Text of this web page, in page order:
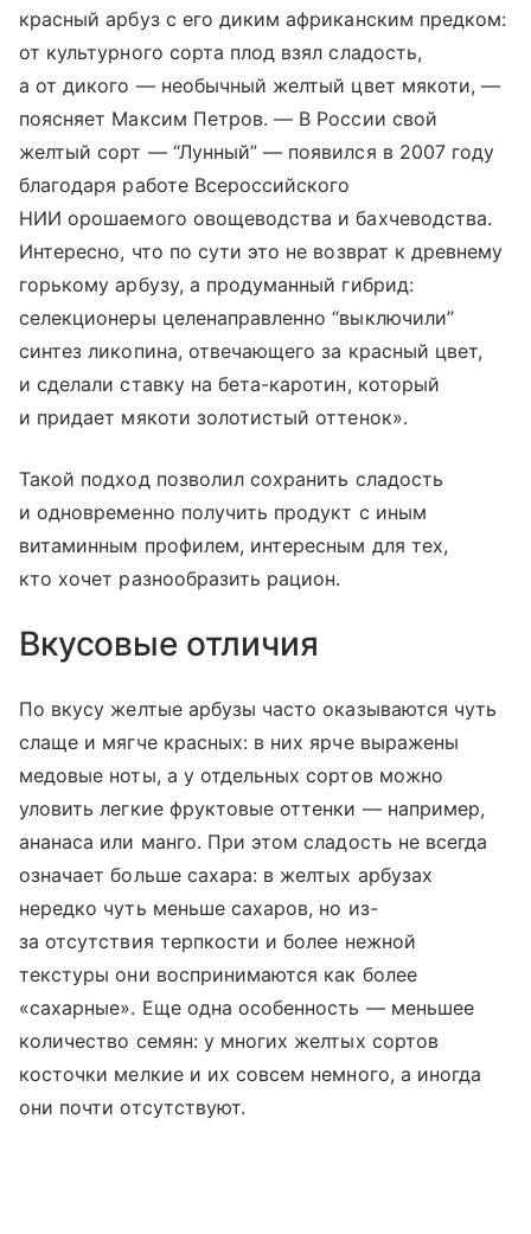
красный арбуз с его диким африканским предком:
от культурного сорта плод взял сладость,
а от дикого — необычный желтый цвет мякоти, —
поясняет Максим Петров. — В России свой
желтый сорт — “Лунный” — появился в 2007 году
благодаря работе Всероссийского
НИИ орошаемого овощеводства и бахчеводства.
Интересно, что по сути это не возврат к древнему
горькому арбузу, а продуманный гибрид:
селекционеры целенаправленно “выключили”
синтез ликопина, отвечающего за красный цвет,
и сделали ставку на бета-каротин, который
и придает мякоти золотистый оттенок».
Такой подход позволил сохранить сладость
и одновременно получить продукт с иным
витаминным профилем, интересным для тех,
кто хочет разнообразить рацион.
Вкусовые отличия
По вкусу желтые арбузы часто оказываются чуть
слаще и мягче красных: в них ярче выражены
медовые ноты, а у отдельных сортов можно
уловить легкие фруктовые оттенки — например,
ананаса или манго. При этом сладость не всегда
означает больше сахара: в желтых арбузах
нередко чуть меньше сахаров, но из-
за отсутствия терпкости и более нежной
текстуры они воспринимаются как более
«сахарные». Еще одна особенность — меньшее
количество семян: у многих желтых сортов
косточки мелкие и их совсем немного, а иногда
они почти отсутствуют.